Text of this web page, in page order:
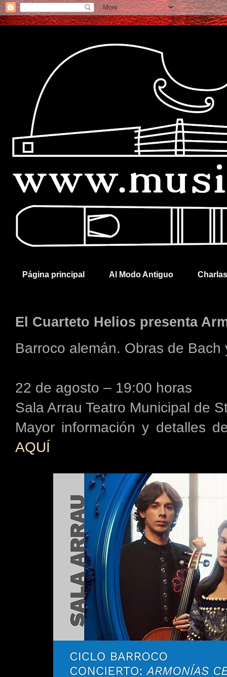
Página principal Al Modo Antiguo
El Cuarteto Helios presenta
Barroco alemán. Obras de Bach
22 de agosto – 19:00 horas
Sala Arrau Teatro Municipal de
Mayor información y detalles
AQUÍ